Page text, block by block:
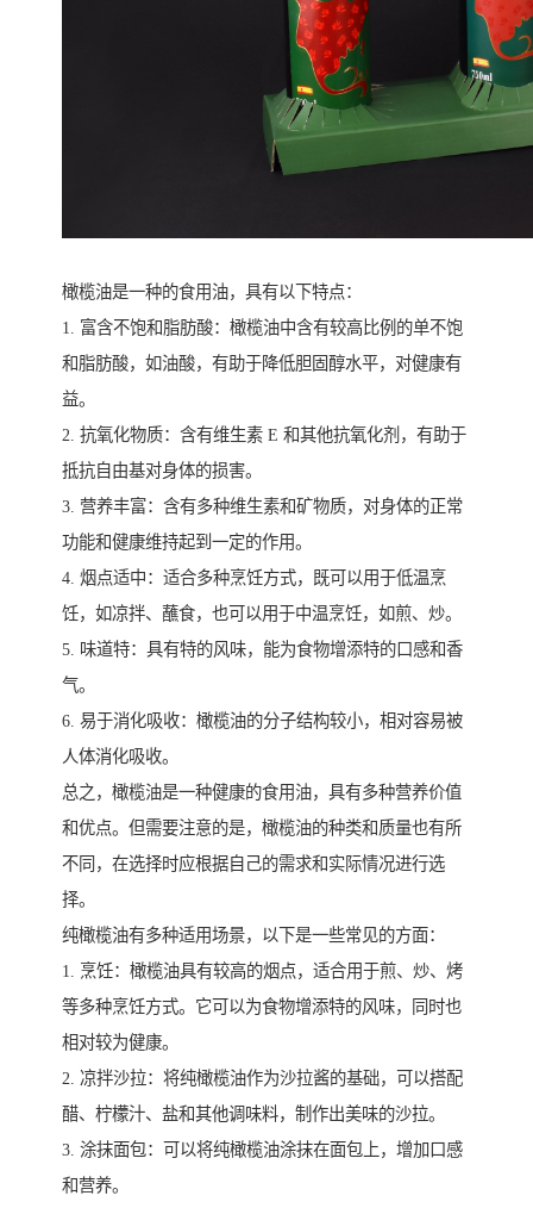
橄榄油是一种的食用油，具有以下特点：
1. 富含不饱和脂肪酸：橄榄油中含有较高比例的单不饱
和脂肪酸，如油酸，有助于降低胆固醇水平，对健康有
益。
2. 抗氧化物质：含有维生素 E 和其他抗氧化剂，有助于
抵抗自由基对身体的损害。
3. 营养丰富：含有多种维生素和矿物质，对身体的正常
功能和健康维持起到一定的作用。
4. 烟点适中：适合多种烹饪方式，既可以用于低温烹
饪，如凉拌、蘸食，也可以用于中温烹饪，如煎、炒。
5. 味道特：具有特的风味，能为食物增添特的口感和香
气。
6. 易于消化吸收：橄榄油的分子结构较小，相对容易被
人体消化吸收。
总之，橄榄油是一种健康的食用油，具有多种营养价值
和优点。但需要注意的是，橄榄油的种类和质量也有所
不同，在选择时应根据自己的需求和实际情况进行选
择。
纯橄榄油有多种适用场景，以下是一些常见的方面：
1. 烹饪：橄榄油具有较高的烟点，适合用于煎、炒、烤
等多种烹饪方式。它可以为食物增添特的风味，同时也
相对较为健康。
2. 凉拌沙拉：将纯橄榄油作为沙拉酱的基础，可以搭配
醋、柠檬汁、盐和其他调味料，制作出美味的沙拉。
3. 涂抹面包：可以将纯橄榄油涂抹在面包上，增加口感
和营养。